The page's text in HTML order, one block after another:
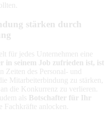
stärken durch
für jedes Unternehmen eine
in seinem Job zufrieden ist, ist
Zeiten des Personal- und
Mitarbeiterbindung zu stärken,
die Konkurrenz zu verlieren.
als Botschafter für Ihr
anlocken.